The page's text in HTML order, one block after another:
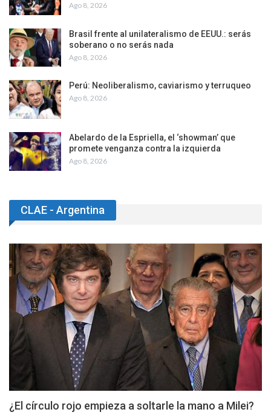
Ago 8, 2026
Brasil frente al unilateralismo de EEUU.: serás
soberano o no serás nada
Ago 8, 2026
Perú: Neoliberalismo, caviarismo y terruqueo
Ago 8, 2026
Abelardo de la Espriella, el ‘showman’ que
promete venganza contra la izquierda
Ago 8, 2026
CLAE - Argentina
¿El círculo rojo empieza a soltarle la mano a Milei?